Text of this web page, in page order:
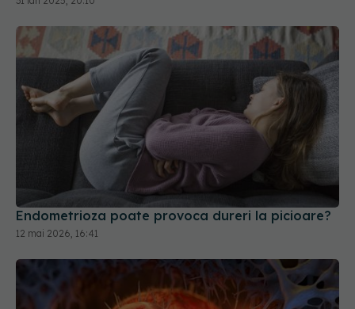
Endometrioza poate provoca dureri la picioare?
12 mai 2026, 16:41